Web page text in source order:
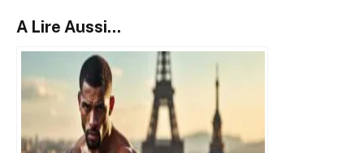
A Lire Aussi...